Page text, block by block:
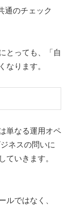
通のチェック
とっても、「自
なります。
単なる運用オペ
ネスの問いに
ていきます。
ルではなく、